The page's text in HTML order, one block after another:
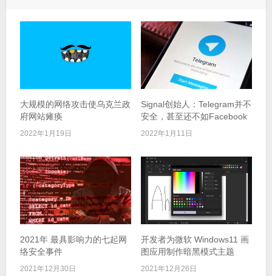
大规模的网络攻击使乌克兰政
府网站瘫痪
2022年1月19日
Signal创始人：Telegram并不
安全，甚至还不如Facebook
2022年1月11日
2021年 最具影响力的七起网
络安全事件
2021年12月30日
开发者为微软 Windows11 画
图应用制作暗黑模式主题
2021年12月26日